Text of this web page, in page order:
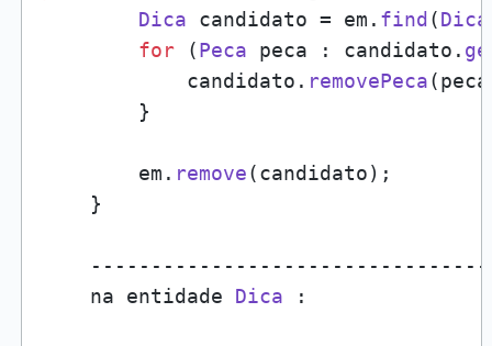
Dica candidato = em. find (Dica
for (Peca peca : candidato.
            candidato.
removePeca
        }
        em.
remove(candidato);
    }
    na entidade
Dica :